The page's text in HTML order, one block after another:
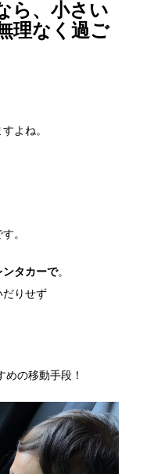
ら、小さい
理なく過ご
よね。
。
ンタカーで。
だりせず
の移動手段！